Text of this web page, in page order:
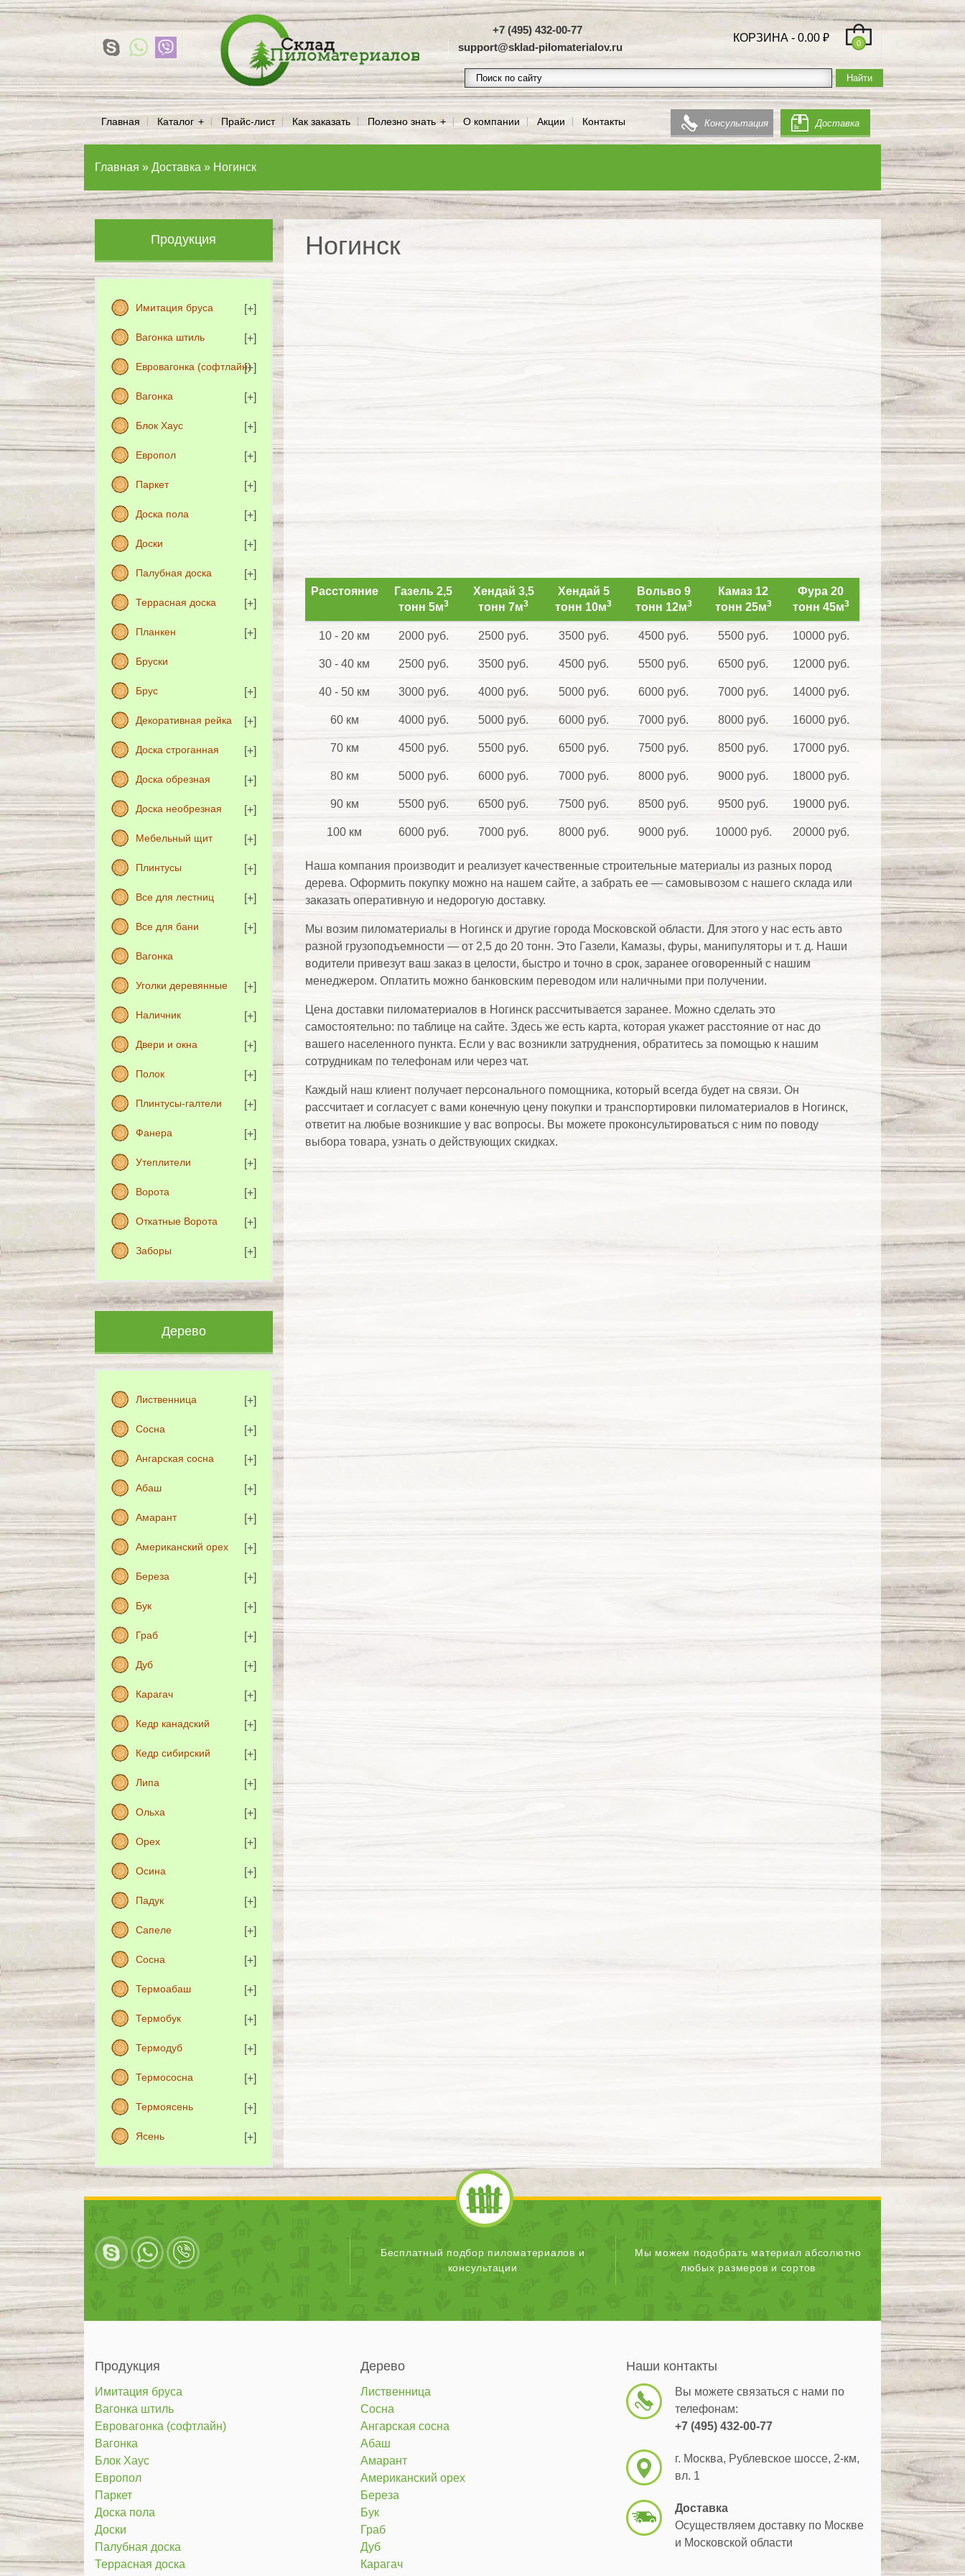
+7 (495) 432-00-77
support@sklad-pilomaterialov.ru
КОРЗИНА - 0.00 ₽ 0
Главная Каталог Прайс-лист Как заказать Полезно знать О компании Акции Контакты Доставка
Консультация
Главная » Доставка » Ногинск
Ногинск
Расстояние
Газель 2,5
тонн 5м3
Хендай 3,5
тонн 7м3
Хендай 5
тонн 10м3
Вольво 9
тонн 12м3
Камаз 12
тонн 25м3
Фура 20
тонн 45м3
10 - 20 км 2000 руб. 2500 руб. 3500 руб. 4500 руб. 5500 руб. 10000 руб.
30 - 40 км 2500 руб. 3500 руб. 4500 руб. 5500 руб. 6500 руб. 12000 руб.
40 - 50 км 3000 руб. 4000 руб. 5000 руб. 6000 руб. 7000 руб. 14000 руб.
60 км 4000 руб. 5000 руб. 6000 руб. 7000 руб. 8000 руб. 16000 руб.
70 км 4500 руб. 5500 руб. 6500 руб. 7500 руб. 8500 руб. 17000 руб.
80 км 5000 руб. 6000 руб. 7000 руб. 8000 руб. 9000 руб. 18000 руб.
90 км 5500 руб. 6500 руб. 7500 руб. 8500 руб. 9500 руб. 19000 руб.
100 км 6000 руб. 7000 руб. 8000 руб. 9000 руб. 10000 руб. 20000 руб.
Наша компания производит и реализует качественные строительные материалы из разных пород
дерева. Оформить покупку можно на нашем сайте, а забрать ее — самовывозом с нашего склада или
заказать оперативную и недорогую доставку.
Мы возим пиломатериалы в Ногинск и другие города Московской области. Для этого у нас есть авто
разной грузоподъемности — от 2,5 до 20 тонн. Это Газели, Камазы, фуры, манипуляторы и т. д. Наши
водители привезут ваш заказ в целости, быстро и точно в срок, заранее оговоренный с нашим
менеджером. Оплатить можно банковским переводом или наличными при получении.
Цена доставки пиломатериалов в Ногинск рассчитывается заранее. Можно сделать это
самостоятельно: по таблице на сайте. Здесь же есть карта, которая укажет расстояние от нас до
вашего населенного пункта. Если у вас возникли затруднения, обратитесь за помощью к нашим
сотрудникам по телефонам или через чат.
Каждый наш клиент получает персонального помощника, который всегда будет на связи. Он
рассчитает и согласует с вами конечную цену покупки и транспортировки пиломатериалов в Ногинск,
ответит на любые возникшие у вас вопросы. Вы можете проконсультироваться с ним по поводу
выбора товара, узнать о действующих скидках.
Продукция
Имитация бруса
Вагонка штиль
Евровагонка (софтлайн)
Вагонка
Блок Хаус
Европол
Паркет
Доска пола
Доски
Палубная доска
Террасная доска
Планкен
Бруски
Брус
Декоративная рейка
Доска строганная
Доска обрезная
Доска необрезная
Мебельный щит
Плинтусы
Все для лестниц
Все для бани
Вагонка
Уголки деревянные
Наличник
Двери и окна
Полок
Плинтусы-галтели
Фанера
Утеплители
Ворота
Откатные Ворота
Заборы
Дерево
Лиственница
Сосна
Ангарская сосна
Абаш
Амарант
Американский орех
Береза
Бук
Граб
Дуб
Карагач
Кедр канадский
Кедр сибирский
Липа
Ольха
Орех
Осина
Падук
Сапеле
Сосна
Термоабаш
Термобук
Термодуб
Термососна
Термоясень
Ясень
Бесплатный подбор пиломатериалов и
консультации
Мы можем подобрать материал абсолютно
любых размеров и сортов
Продукция
Имитация бруса
Вагонка штиль
Евровагонка (софтлайн)
Вагонка
Блок Хаус
Европол
Паркет
Доска пола
Доски
Палубная доска
Террасная доска
Дерево
Лиственница
Сосна
Ангарская сосна
Абаш
Амарант
Американский орех
Береза
Бук
Граб
Дуб
Карагач
Наши контакты
Вы можете связаться с нами по
телефонам:
+7 (495) 432-00-77
г. Москва, Рублевское шоссе, 2-км,
вл. 1
Доставка
Осуществляем доставку по Москве
и Московской области